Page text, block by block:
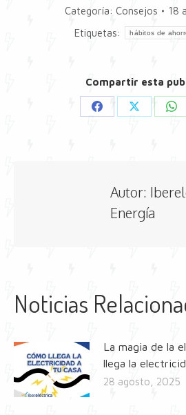
Categoría: Consejos
18
Etiquetas:
hábitos de
Compartir esta
Share
Share
Autor:
Energía
Noticias
La magia de la
llega la
28 agosto, 2025